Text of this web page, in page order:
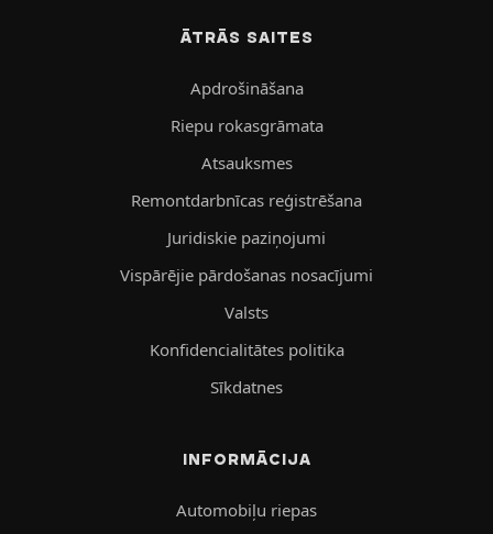
ĀTRĀS SAITES
Apdrošināšana
Riepu rokasgrāmata
Atsauksmes
Remontdarbnīcas reģistrēšana
Juridiskie paziņojumi
Vispārējie pārdošanas nosacījumi
Valsts
Konfidencialitātes politika
Sīkdatnes
INFORMĀCIJA
Automobiļu riepas